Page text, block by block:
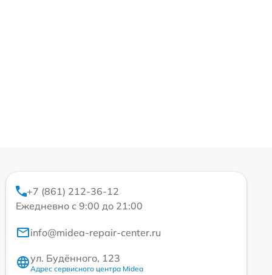
+7 (861) 212-36-12
Ежедневно с 9:00 до 21:00
info@midea-repair-center.ru
ул. Будённого, 123
Адрес сервисного центра Midea